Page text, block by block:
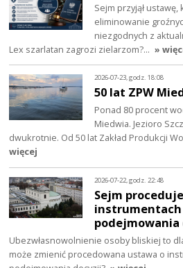
Sejm przyjął ustawę,
eliminowanie
niezgodnych z
Lex szarlatan zagrozi zielarzom?… »
2026-07-23, godz. 18:08
50 lat ZPW
Ponad 80 procent
Miedwia. Jezioro
dwukrotnie. Od 50 lat Zakład Produkcji
więcej
2026-07-22, godz. 22:48
Sejm
podejmowania
Ubezwłasnowolnienie osoby bliskiej to
może zmienić procedowana ustawa o